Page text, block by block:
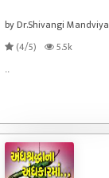
by Dr.Shivangi Mandviya
(4/5)
5.5k
..